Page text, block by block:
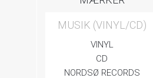
MUSIK (VINYL/CD)
VINYL
CD
NORDSØ RECORDS